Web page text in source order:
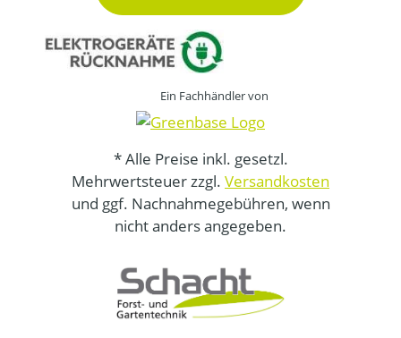
Ein Fachhändler von
* Alle Preise inkl. gesetzl.
Mehrwertsteuer zzgl. Versandkosten
und ggf. Nachnahmegebühren, wenn
nicht anders angegeben.